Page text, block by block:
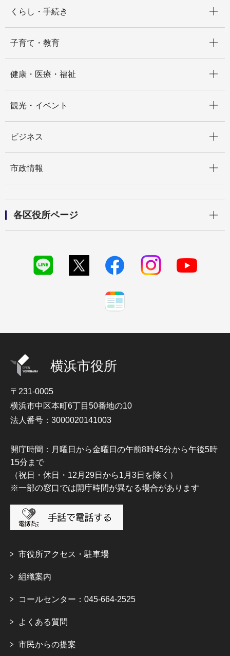
くらし・手続き
子育て・教育
健康・医療・福祉
観光・イベント
ビジネス
市政情報
各区役所ページ
横浜市役所
〒231-0005
横浜市中区本町6丁目50番地の10
法人番号：3000020141003
開庁時間：月曜日から金曜日の午前8時45分から午後5時
15分まで
（祝日・休日・12月29日から1月3日を除く）
※一部の窓口では開庁時間が異なる場合があります
市役所アクセス・駐車場
組織案内
コールセンター：045-664-2525
よくある質問
市民からの提案